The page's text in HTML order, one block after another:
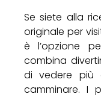
Se siete alla
originale per
è l’opzione
combina
di vedere più
camminare. I